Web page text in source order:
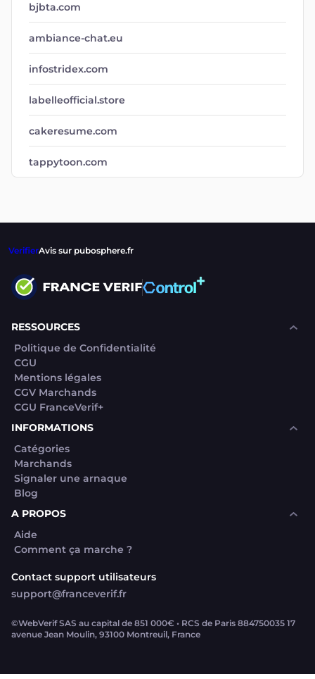
bjbta.com
ambiance-chat.eu
infostridex.com
labelleofficial.store
cakeresume.com
tappytoon.com
VerifierAvis sur pubosphere.fr
RESSOURCES
Politique de Confidentialité
CGU
Mentions légales
CGV Marchands
CGU FranceVerif+
INFORMATIONS
Catégories
Marchands
Signaler une arnaque
Blog
A PROPOS
Aide
Comment ça marche ?
Contact support utilisateurs
support@franceverif.fr
©WebVerif SAS au capital de 851 000€ • RCS de Paris 884750035 17
avenue Jean Moulin, 93100 Montreuil, France